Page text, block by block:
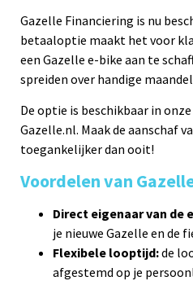
Gazelle Financiering is nu
betaaloptie maakt het voor
een Gazelle e-bike aan te
spreiden over handige
De optie is beschikbaar in
Gazelle.nl. Maak de aanschaf
toegankelijker dan ooit!
Voordelen van
Direct eigenaar van de
je nieuwe Gazelle en de
Flexibele looptijd:de
afgestemd op je